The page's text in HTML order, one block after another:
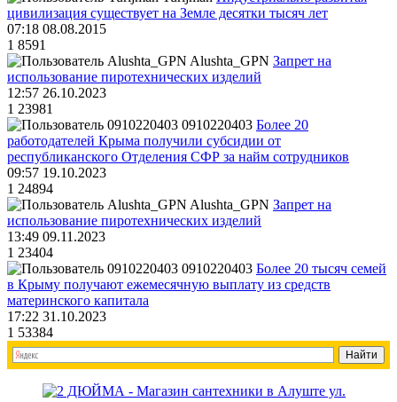
цивилизация существует на Земле десятки тысяч лет
07:18 08.08.2015
1 8591
Alushta_GPN Запрет на
использование пиротехнических изделий
12:57 26.10.2023
1 23981
0910220403 Более 20
работодателей Крыма получили субсидии от
республиканского Отделения СФР за найм сотрудников
09:57 19.10.2023
1 24894
Alushta_GPN Запрет на
использование пиротехнических изделий
13:49 09.11.2023
1 23404
0910220403 Более 20 тысяч семей
в Крыму получают ежемесячную выплату из средств
материнского капитала
17:22 31.10.2023
1 53384